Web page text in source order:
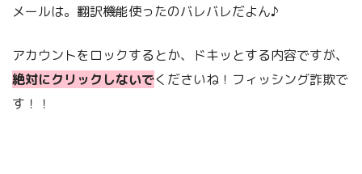
メールは。翻訳機能使ったのバレバレだよん♪
アカウントをロックするとか、ドキッとする内容ですが、
絶対にクリックしないでくださいね！フィッシング詐欺で
す！！